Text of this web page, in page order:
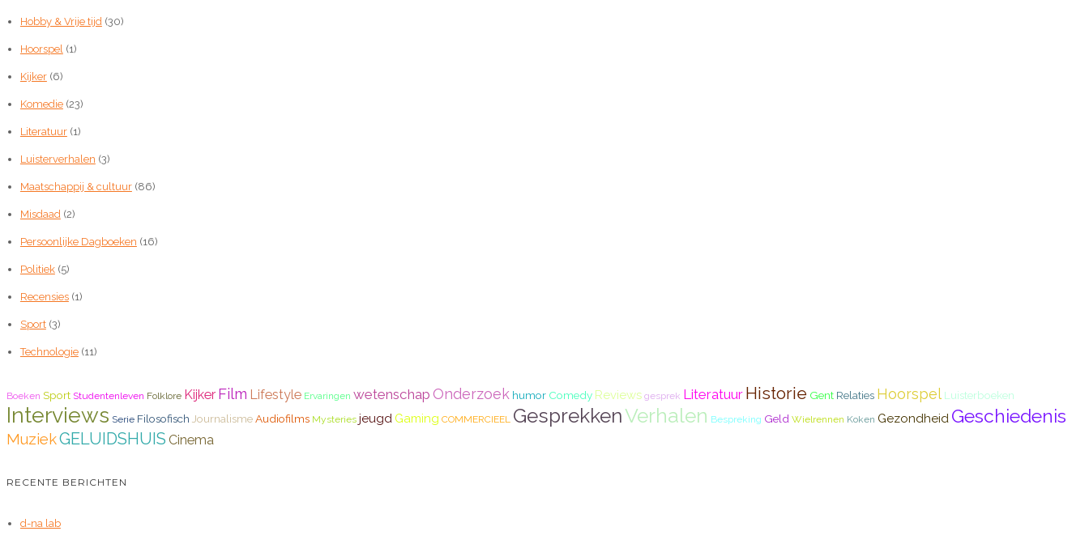
Hobby & Vrije tijd (30)
Hoorspel (1)
Kijker(6)
Komedie(23)
Literatuur(1)
Luisterverhalen (3)
Maatschappij & cultuur(86)
Misdaad (2)
Persoonlijke Dagboeken (16)
Politiek(5)
Recensies(1)
Sport(3)
Technologie(11)
Boeken Sport Studentenleven Folklore Kijker Film Lifestyle Ervaringen wetenschap Onderzoek humor Comedy Reviews gesprek Literatuur Historie Gent Relaties Hoorspel Luisterboeken
Interviews Serie Filosofisch JournalismeAudiofilms Mysteries jeugd Gaming COMMERCIEEL GesprekkenVerhalen Bespreking Geld Wielrennen Koken Gezondheid Geschiedenis
MuziekGELUIDSHUIS Cinema
RECENTE BERICHTEN
d-na lab